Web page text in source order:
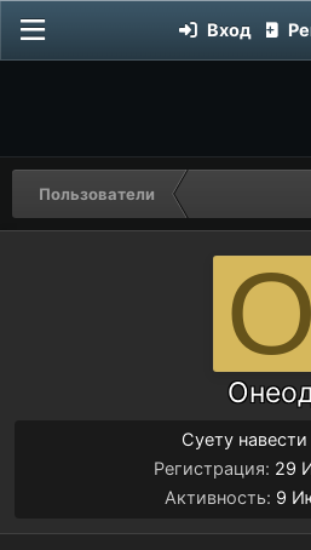
Вход
Пользователи
О
Суету навести
Регистрация 29
Активность 9